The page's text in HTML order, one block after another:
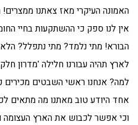
האמונה העיקרי מאז צאתנו ממצרים!
אין לנו ספק כי ההשתקעות בחיי
הבורא! מתי נלמד? מתי נתפלל?
לארץ תהיה עבורנו חלילה 'מדרון
למה? אנחנו ראשי השבטים מכירים
אחד היודע טוב מאתנו מה מתאים
וכי אפשר לכבוש את הארץ העצומה